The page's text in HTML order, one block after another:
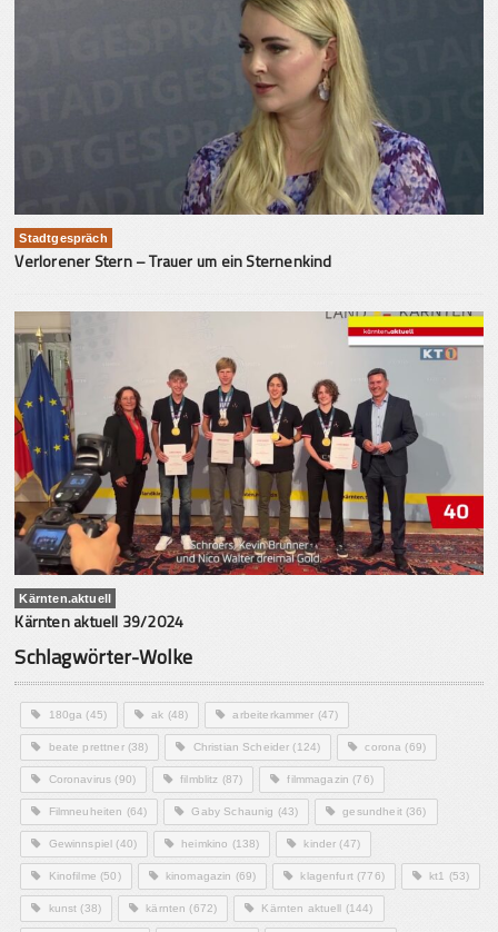
Stadtgespräch
Verlorener Stern – Trauer um ein Sternenkind
Kärnten.aktuell
Kärnten aktuell 39/2024
Schlagwörter-Wolke
180ga (45) ak (48) arbeiterkammer (47)
beate prettner(38) Christian Scheider (124) corona (69)
Coronavirus (90) filmblitz (87) filmmagazin (76)
Filmneuheiten (64) Gaby Schaunig (43) gesundheit(36)
Gewinnspiel (40) heimkino (138) kinder (47)
Kinofilme (50) kinomagazin (69) klagenfurt(776) kt1 (53)
kunst (38) kärnten (672) Kärnten aktuell (144)